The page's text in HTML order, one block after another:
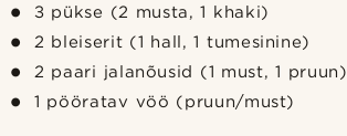
3 pükse (2 musta, 1 khaki)
2 bleiserit (1 hall, 1 tumesinine)
2 paari jalanõusid (1 must, 1 pruun)
1 pööratav vöö (pruun/must)